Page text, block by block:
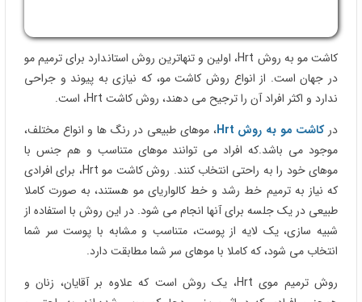
کاشت مو به روش Hrt، اولین و تنهاترین روش استاندارد برای ترمیم مو
در جهان است. از انواع روش کاشت مو، که نیازی به پیوند و جراحی
ندارد و اکثر افراد آن را ترجیح می دهند، روش کاشت Hrt، است.
درکاشت مو به روش Hrt
، موهای طبیعی در رنگ ها و انواع مختلف،
موجود می باشد.که افراد می توانند موهای متناسب و هم جنس با
موهای خود را به راحتی انتخاب کنند. روش کاشت مو Hrt، برای افرادی
که نیاز به ترمیم خط رشد و خط کالواریای مو هستند، به صورت کاملا
طبیعی در یک جلسه برای آنها انجام می شود. در این روش با استفاده از
شبیه سازی، یک لایه از پوست، متناسب و مشابه با پوست سر شما
انتخاب می شود، که کاملا با موهای سر شما مطابقت دارد.
روش ترمیم موی Hrt، یک روش است که علاوه بر آقایان، زنان و